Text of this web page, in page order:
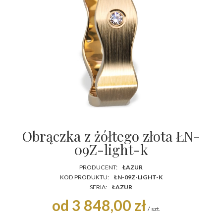
Obrączka z żółtego złota ŁN-
09Z-light-k
PRODUCENT:
ŁAZUR
KOD PRODUKTU:
ŁN-09Z-LIGHT-K
SERIA:
ŁAZUR
od 3 848,00 zł / szt.